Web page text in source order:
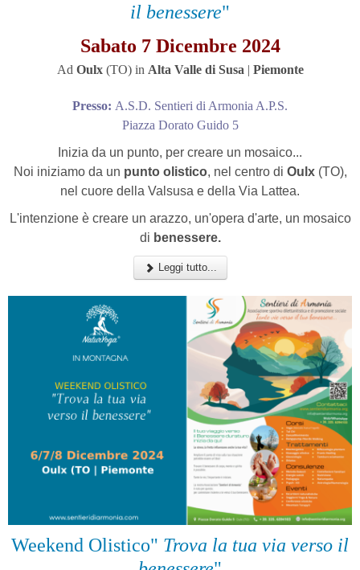
il benessere"
Sabato 7 Dicembre 2024
Ad Oulx(TO) in Alta Valle di Susa | Piemonte
Presso: A.S.D. Sentieri di Armonia A.P.S.
Piazza Dorato Guido 5
Inizia da un punto, per creare un mosaico...
Noi iniziamo da un punto olistico, nel centro di Oulx(TO),
nel cuore della Valsusa e della Via Lattea.
L'intenzione è creare un arazzo, un'opera d'arte, un mosaico
di benessere.
Leggi tutto...
Weekend Olistico" Trova la tua via verso il